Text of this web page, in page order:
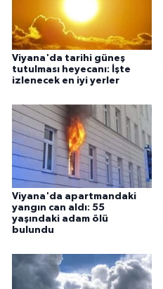
Viyana'da tarihi güneş
tutulması heyecanı: İşte
izlenecek en iyi yerler
Viyana'da apartmandaki
yangın can aldı: 55
yaşındaki adam ölü
bulundu